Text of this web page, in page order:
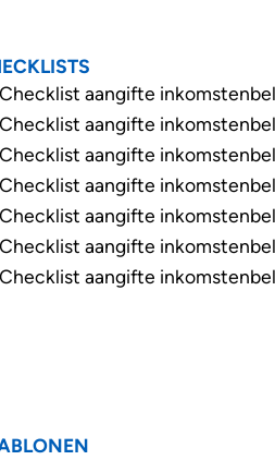
Checklist aangifte
Checklist aangifte
Checklist aangifte
Checklist aangifte
Checklist aangifte
Checklist aangifte
Checklist aangifte